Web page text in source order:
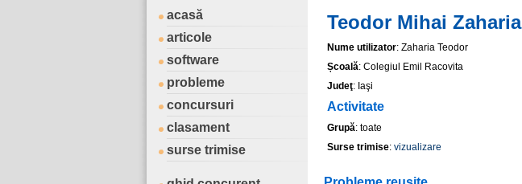
acasă
articole
software
probleme
concursuri
clasament
surse trimise
Teodor Mihai Zaharia
Nume utilizator: Zaharia Teodor
Școală: Colegiul Emil Racovita
Judeţ: Iaşi
Activitate
Grupă: toate
Surse trimise: vizualizare